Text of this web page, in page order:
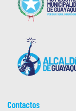
Contactos